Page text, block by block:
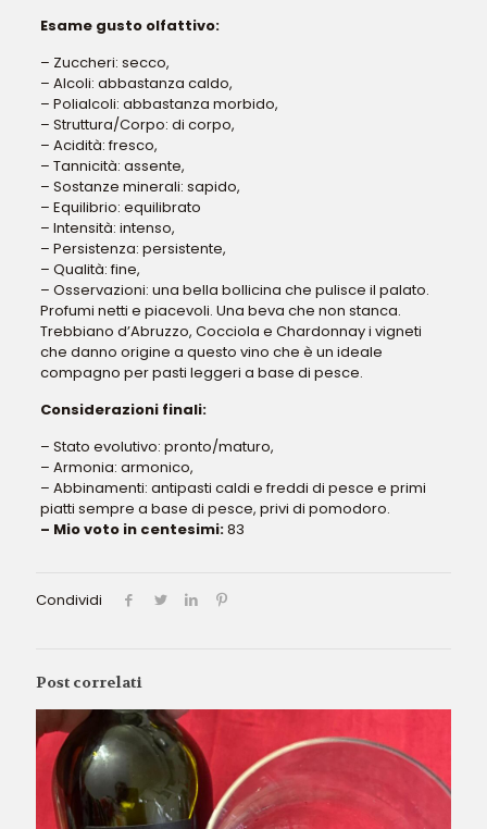
Esame gusto olfattivo:
– Zuccheri: secco,
– Alcoli: abbastanza caldo,
– Polialcoli: abbastanza morbido,
– Struttura/Corpo: di corpo,
– Acidità: fresco,
– Tannicità: assente,
– Sostanze minerali: sapido,
– Equilibrio: equilibrato
– Intensità: intenso,
– Persistenza: persistente,
– Qualità: fine,
– Osservazioni: una bella bollicina che pulisce il palato.
Profumi netti e piacevoli. Una beva che non stanca.
Trebbiano d’Abruzzo, Cocciola e Chardonnay i vigneti
che danno origine a questo vino che è un ideale
compagno per pasti leggeri a base di pesce.
Considerazioni finali:
– Stato evolutivo: pronto/maturo,
– Armonia: armonico,
– Abbinamenti: antipasti caldi e freddi di pesce e primi
piatti sempre a base di pesce, privi di pomodoro.
– Mio voto in centesimi:83
Condividi
Post correlati